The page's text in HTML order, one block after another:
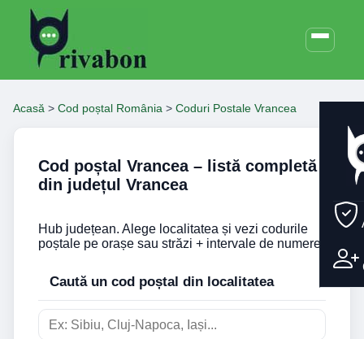
Acasă > Cod poștal România > Coduri Postale Vrancea
Cod poștal Vrancea – listă completă
din județul Vrancea
Hub județean. Alege localitatea și vezi codurile
poștale pe orașe sau străzi + intervale de numere.
Caută un cod poștal din localitatea